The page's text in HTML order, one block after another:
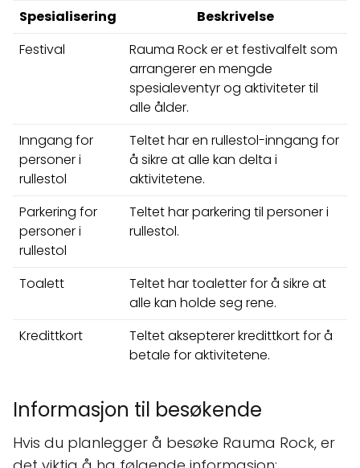
Spesialisering
Beskrivelse
Festival
Rauma Rock er et festivalfelt som
arrangerer en mengde
spesialeventyr og aktiviteter til
alle ålder.
Inngang for
personer i
rullestol
Teltet har en rullestol-inngang for
å sikre at alle kan delta i
aktivitetene.
Parkering for
personer i
rullestol
Teltet har parkering til personer i
rullestol.
Toalett
Teltet har toaletter for å sikre at
alle kan holde seg rene.
Kredittkort
Teltet aksepterer kredittkort for å
betale for aktivitetene.
Informasjon til besøkende
Hvis du planlegger å besøke Rauma Rock, er